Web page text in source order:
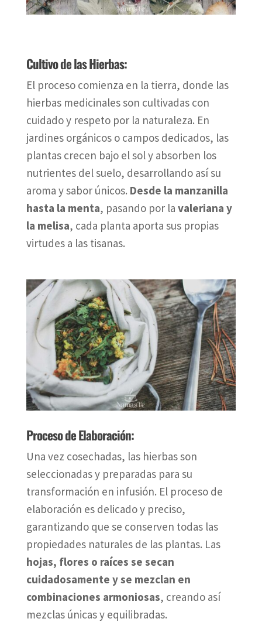
Cultivo de las Hierbas:
El proceso comienza en la tierra, donde las
hierbas medicinales son cultivadas con
cuidado y respeto por la naturaleza. En
jardines orgánicos o campos dedicados, las
plantas crecen bajo el sol y absorben los
nutrientes del suelo, desarrollando así su
aroma y sabor únicos. Desde la manzanilla
hasta la menta, pasando por la valeriana y
la melisa, cada planta aporta sus propias
virtudes a las tisanas.
Proceso de Elaboración:
Una vez cosechadas, las hierbas son
seleccionadas y preparadas para su
transformación en infusión. El proceso de
elaboración es delicado y preciso,
garantizando que se conserven todas las
propiedades naturales de las plantas. Las
hojas, flores o raíces se secan
cuidadosamente y se mezclan en
combinaciones armoniosas, creando así
mezclas únicas y equilibradas.